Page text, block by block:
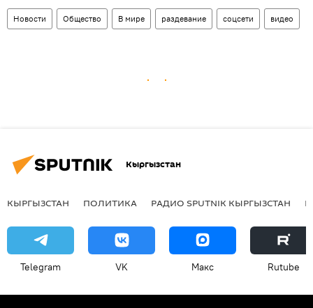
Новости Общество В мире раздевание соцсети видео
Кыргызстан
КЫРГЫЗСТАН ПОЛИТИКА РАДИО SPUTNIK КЫРГЫЗСТАН
Telegram VK Макс Rutube